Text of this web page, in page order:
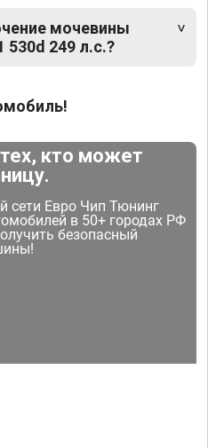
мочевины
530d 249 л.с.?
кто может
сети Евро Чип Тюнинг
в 50+ городах РФ
безопасный